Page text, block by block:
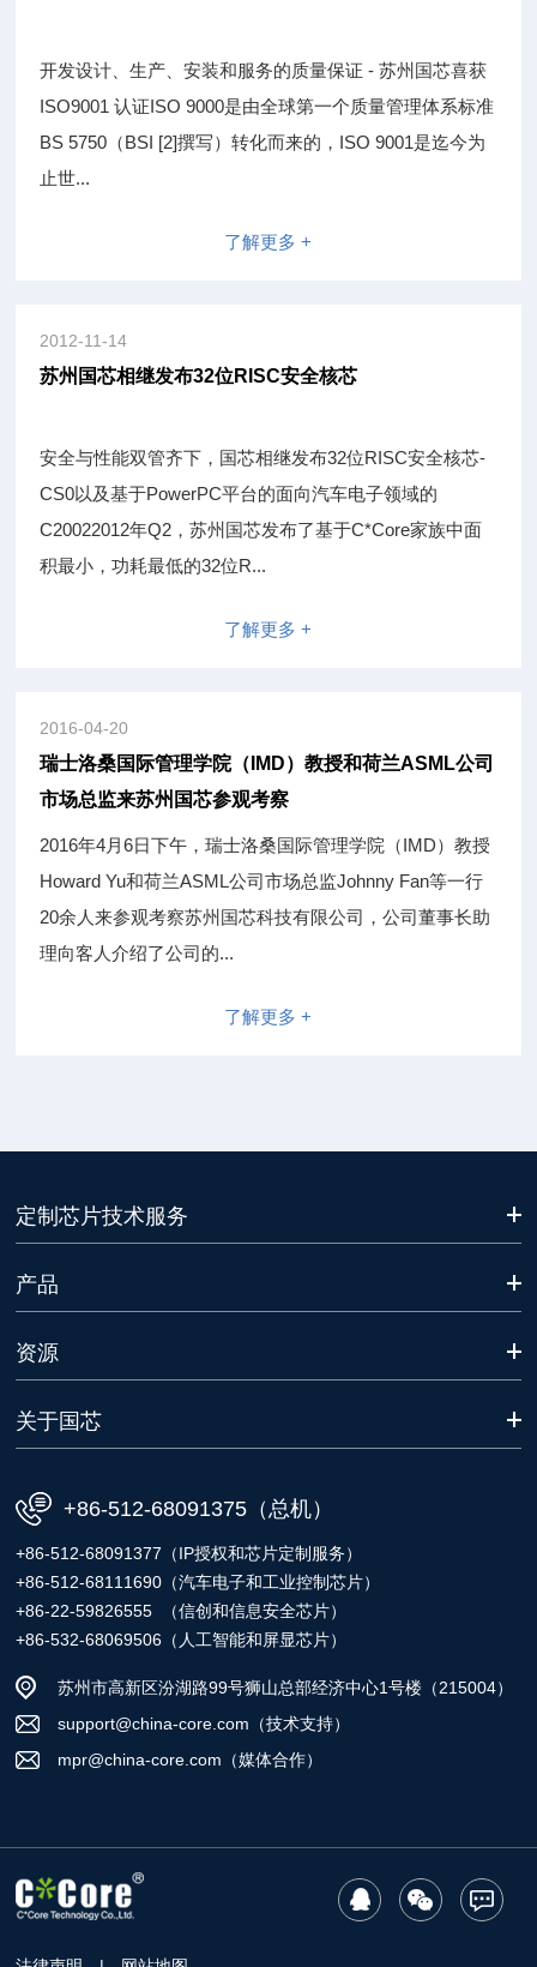
开发设计、生产、安装和服务的质量保证 - 苏州国芯喜获
ISO9001 认证ISO 9000是由全球第一个质量管理体系标准
BS 5750（BSI [2]撰写）转化而来的，ISO 9001是迄今为
止世...
了解更多 +
2012-11-14
苏州国芯相继发布32位RISC安全核芯
安全与性能双管齐下，国芯相继发布32位RISC安全核芯-
CS0以及基于PowerPC平台的面向汽车电子领域的
C20022012年Q2，苏州国芯发布了基于C*Core家族中面
积最小，功耗最低的32位R...
了解更多 +
2016-04-20
瑞士洛桑国际管理学院（IMD）教授和荷兰ASML公司
市场总监来苏州国芯参观考察
2016年4月6日下午，瑞士洛桑国际管理学院（IMD）教授
Howard Yu和荷兰ASML公司市场总监Johnny Fan等一行
20余人来参观考察苏州国芯科技有限公司，公司董事长助
理向客人介绍了公司的...
了解更多 +
定制芯片技术服务
产品
资源
关于国芯
+86-512-68091375（总机）
+86-512-68091377（IP授权和芯片定制服务）
+86-512-68111690（汽车电子和工业控制芯片）
+86-22-59826555 （信创和信息安全芯片）
+86-532-68069506（人工智能和屏显芯片）
苏州市高新区汾湖路99号狮山总部经济中心1号楼（215004）
support@china-core.com（技术支持）
mpr@china-core.com（媒体合作）